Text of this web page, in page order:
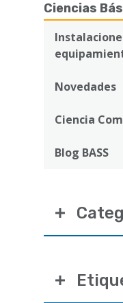
enlaces
ayuda
Ciencias
Novedades
Ciencia
Blog BASS